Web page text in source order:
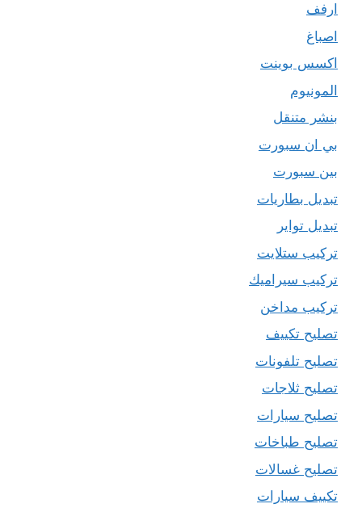
ارفف
اصباغ
اكسس بوينت
المونيوم
بنشر متنقل
بي ان سبورت
بين سبورت
تبديل بطاريات
تبديل تواير
تركيب ستلايت
تركيب سيراميك
تركيب مداخن
تصليح تكييف
تصليح تلفونات
تصليح ثلاجات
تصليح سيارات
تصليح طباخات
تصليح غسالات
تكييف سيارات